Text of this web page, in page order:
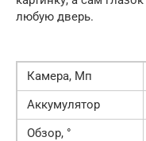
любую дверь.
Камера, Мп
Аккумулятор
Обзор, °